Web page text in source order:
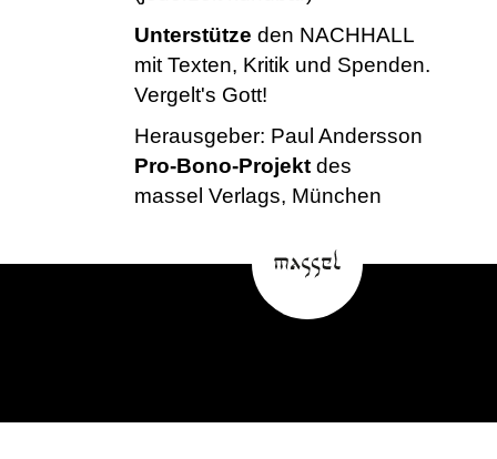
Unterstütze den NACHHALL
mit Texten, Kritik und Spenden.
Vergelt's Gott!
Herausgeber: Paul Andersson
Pro-Bono-Projekt des
massel Verlags, München